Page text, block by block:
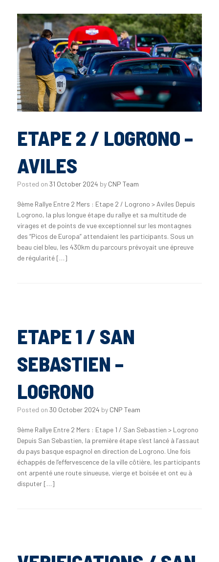
ETAPE 2 / LOGRONO –
AVILES
Posted on 31 October 2024 by CNP Team
9ème Rallye Entre 2 Mers : Etape 2 / Logrono > Aviles Depuis
Logrono, la plus longue étape du rallye et sa multitude de
virages et de points de vue exceptionnel sur les montagnes
des “Picos de Europa” attendaient les participants. Sous un
beau ciel bleu, les 430km du parcours prévoyait une épreuve
de régularité […]
ETAPE 1 / SAN
SEBASTIEN –
LOGRONO
Posted on 30 October 2024 by CNP Team
9ème Rallye Entre 2 Mers : Etape 1 / San Sebastien > Logrono
Depuis San Sebastien, la première étape s’est lancé à l’assaut
du pays basque espagnol en direction de Logrono. Une fois
échappés de l’effervescence de la ville côtière, les participants
ont arpenté une route sinueuse, vierge et boisée et ont eu à
disputer […]